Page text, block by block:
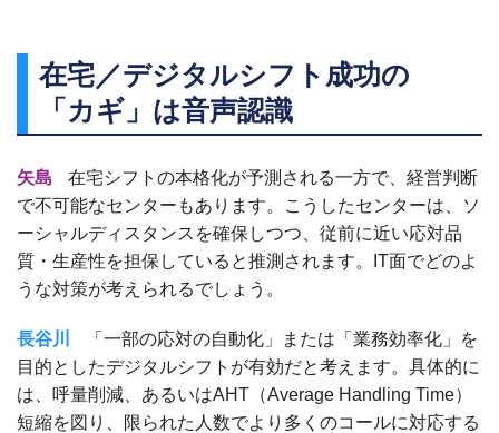
在宅／デジタルシフト成功の
「カギ」は音声認識
矢島
在宅シフトの本格化が予測される一方で、経営判断
で不可能なセンターもあります。こうしたセンターは、ソ
ーシャルディスタンスを確保しつつ、従前に近い応対品
質・生産性を担保していると推測されます。IT面でどのよ
うな対策が考えられるでしょう。
長谷川
「一部の応対の自動化」または「業務効率化」を
目的としたデジタルシフトが有効だと考えます。具体的に
は、呼量削減、あるいはAHT（Average Handling Time）
短縮を図り、限られた人数でより多くのコールに対応する